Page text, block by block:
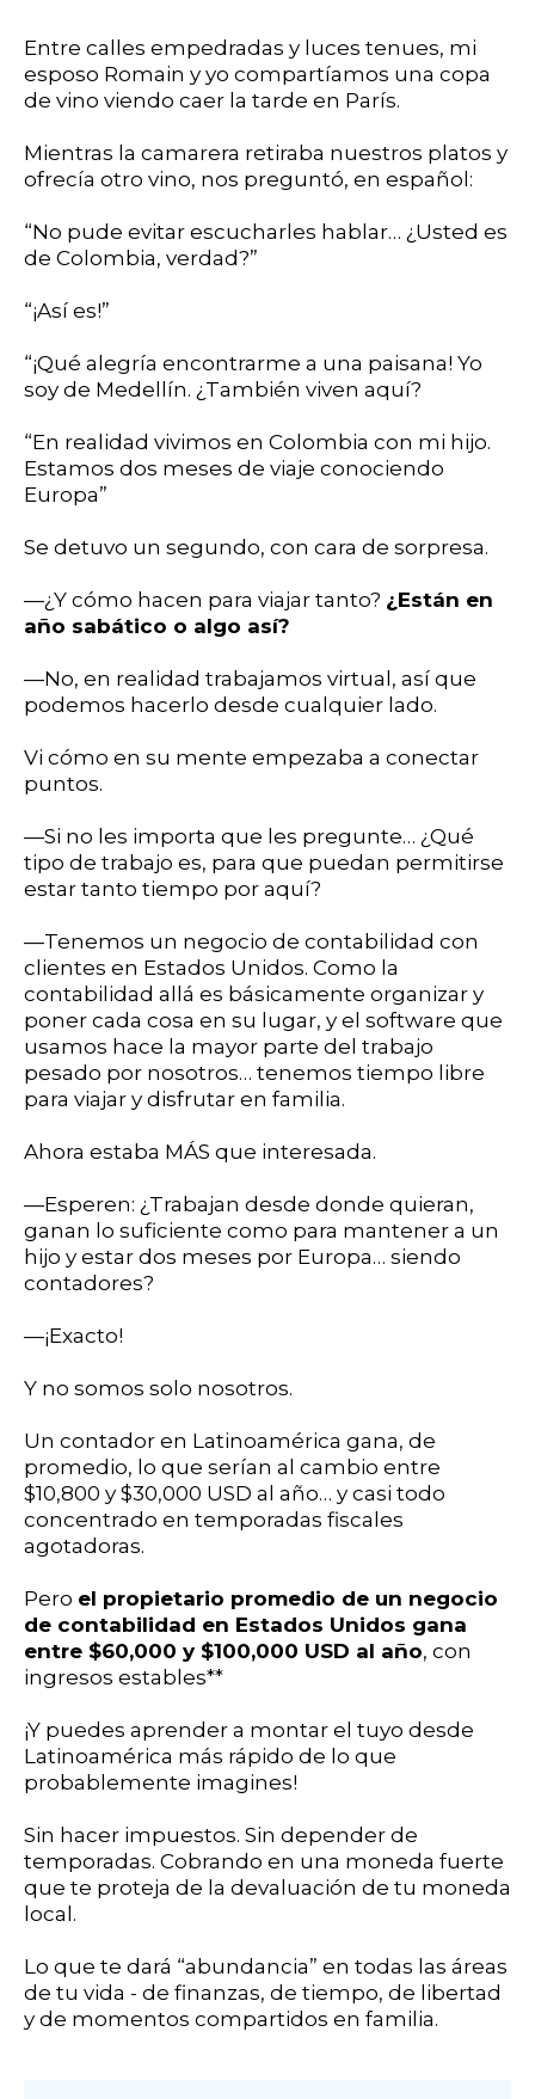
Entre calles empedradas y luces tenues, mi
esposo Romain y yo compartíamos una copa
de vino viendo caer la tarde en París.
Mientras la camarera retiraba nuestros platos y
ofrecía otro vino, nos preguntó, en español:
“No pude evitar escucharles hablar… ¿Usted es
de Colombia, verdad?”
“¡Así es!”
“¡Qué alegría encontrarme a una paisana! Yo
soy de Medellín. ¿También viven aquí?
“En realidad vivimos en Colombia con mi hijo.
Estamos dos meses de viaje conociendo
Europa”
Se detuvo un segundo, con cara de sorpresa.
—¿Y cómo hacen para viajar tanto? ¿Están en
año sabático o algo así?
—No, en realidad trabajamos virtual, así que
podemos hacerlo desde cualquier lado.
Vi cómo en su mente empezaba a conectar
puntos.
—Si no les importa que les pregunte… ¿Qué
tipo de trabajo es, para que puedan permitirse
estar tanto tiempo por aquí?
—Tenemos un negocio de contabilidad con
clientes en Estados Unidos. Como la
contabilidad allá es básicamente organizar y
poner cada cosa en su lugar, y el software que
usamos hace la mayor parte del trabajo
pesado por nosotros… tenemos tiempo libre
para viajar y disfrutar en familia.
Ahora estaba MÁS que interesada.
—Esperen: ¿Trabajan desde donde quieran,
ganan lo suficiente como para mantener a un
hijo y estar dos meses por Europa… siendo
contadores?
—¡Exacto!
Y no somos solo nosotros.
Un contador en Latinoamérica gana, de
promedio, lo que serían al cambio entre
$10,800 y $30,000 USD al año… y casi todo
concentrado en temporadas fiscales
agotadoras.
Pero el propietario promedio de un negocio
de contabilidad en Estados Unidos gana
entre $60,000 y $100,000 USD al año, con
ingresos estables**
¡Y puedes aprender a montar el tuyo desde
Latinoamérica más rápido de lo que
probablemente imagines!
Sin hacer impuestos. Sin depender de
temporadas. Cobrando en una moneda fuerte
que te proteja de la devaluación de tu moneda
local.
Lo que te dará “abundancia” en todas las áreas
de tu vida - de finanzas, de tiempo, de libertad
y de momentos compartidos en familia.